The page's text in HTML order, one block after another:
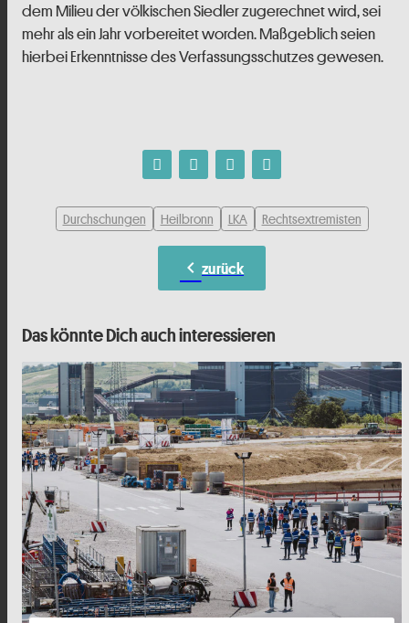
dem Milieu der völkischen Siedler zugerechnet wird, sei
mehr als ein Jahr vorbereitet worden. Maßgeblich seien
hierbei Erkenntnisse des Verfassungsschutzes gewesen.
Durchschungen Heilbronn LKA Rechtsextremisten
chevron_left zurück
Das könnte Dich auch interessieren